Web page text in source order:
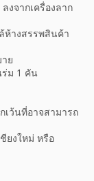
งจากเครื่องลาก
ห้างสรรพสินค้า
ย
ม 1 คัน
เว้นที่อาจสามารถ
ยงใหม่ หรือ